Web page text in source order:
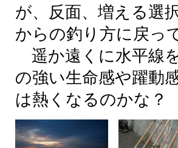
が、 反面、 増える選
からの釣り 方に 戻 っ
遥か遠 くに水平線
の強い生命感や躍動
は熱 くなるのかな？